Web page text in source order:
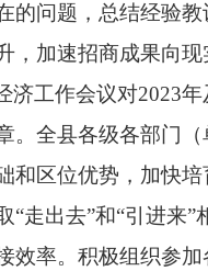
问题，总结经验
加速招商成果向现
工作会议对2023
全县各级各部门
区位优势，加快
走出去”和“引进来
率。积极组织参